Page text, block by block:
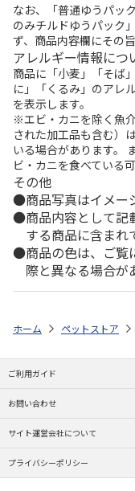
なお、「普通ゆうパッ
のみチルドゆうパック
ず、商品内容欄にその
アレルギー情報につ
商品に「小麦」「そば
に」「くるみ」のアレ
を表示します。
※エビ・カニを除く魚
された加工品も含む）
いる場合があります。
ビ・カニを食べている
その他
商品写真はイメー
商品内容として記
する商品に含まれ
商品の色は、ご覧
際と異なる場合が
ホーム ペットストア
ご利用ガイド
お問い合わせ
サイト運営会社について
プライバシーポリシー